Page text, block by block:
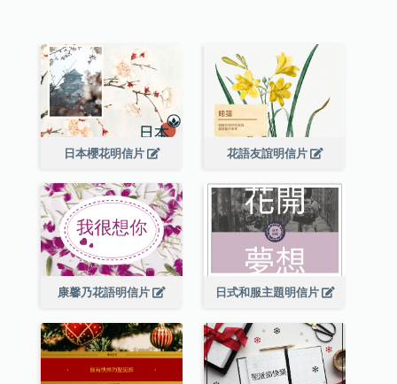
日本櫻花明信片 花語友誼明信片
康馨乃花語明信片 日式和服主題明信片